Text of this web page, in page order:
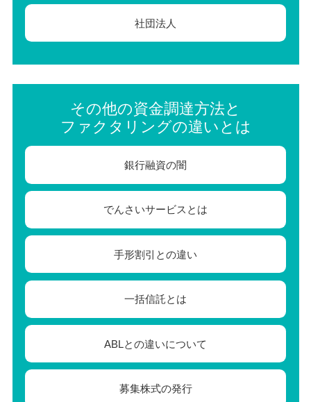
社団法人
その他の資金調達方法と
ファクタリングの違いとは
銀行融資の闇
でんさいサービスとは
手形割引との違い
一括信託とは
ABLとの違いについて
募集株式の発行